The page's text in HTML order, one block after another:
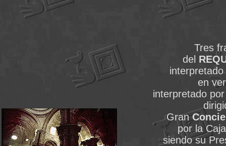
Tres
del
en
interpretado
Gran
por la
siendo su